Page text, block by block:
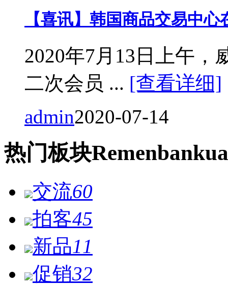
【喜讯】韩国商品交易中
2020年7月13日上午，
二次会员 ... [查看详细]
admin2020-07-14
热门板块Remen
交流60
拍客45
新品11
促销32